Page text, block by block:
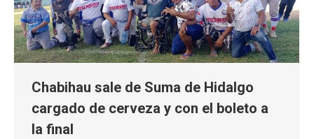
Chabihau sale de Suma de Hidalgo
cargado de cerveza y con el boleto a
la final